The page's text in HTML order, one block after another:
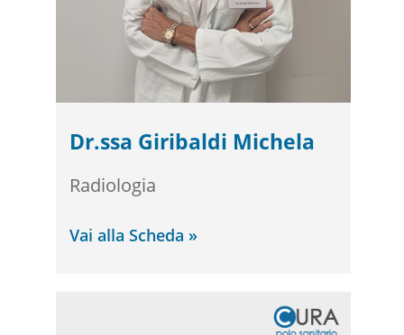
Dr.ssa Giribaldi Michela
Radiologia
Vai alla Scheda »